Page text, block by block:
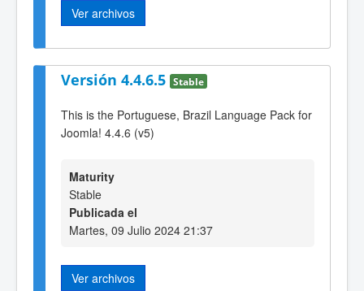
Ver archivos
Versión 4.4.6.5 Stable
This is the Portuguese, Brazil Language Pack for
Joomla! 4.4.6 (v5)
Maturity
Stable
Publicada el
Martes, 09 Julio 2024 21:37
Ver archivos